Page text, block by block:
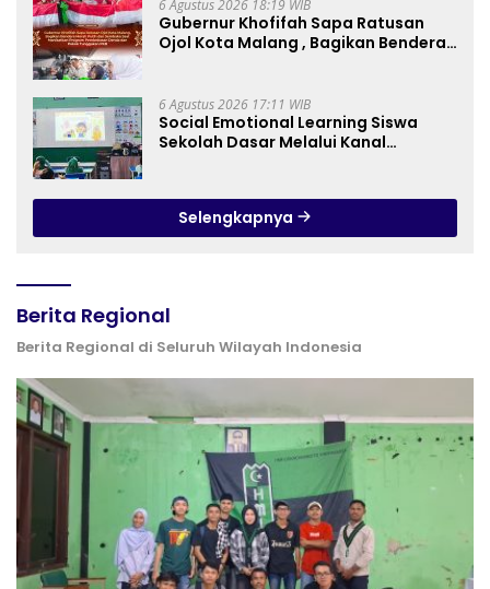
6 Agustus 2026 18:19 WIB
Gubernur Khofifah Sapa Ratusan
Ojol Kota Malang , Bagikan Bendera
Denda dan Pokok Tunggakan PKB
6 Agustus 2026 17:11 WIB
Social Emotional Learning Siswa
Sekolah Dasar Melalui Kanal
Selengkapnya
Berita Regional
Berita Regional di Seluruh Wilayah Indonesia